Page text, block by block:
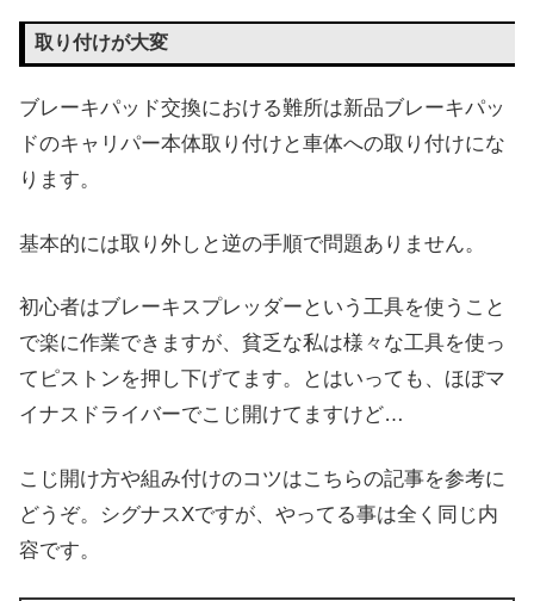
取り付けが大変
ブレーキパッド交換における難所は新品ブレーキパッ
ドのキャリパー本体取り付けと車体への取り付けにな
ります。
基本的には取り外しと逆の手順で問題ありません。
初心者はブレーキスプレッダーという工具を使うこと
で楽に作業できますが、貧乏な私は様々な工具を使っ
てピストンを押し下げてます。とはいっても、ほぼマ
イナスドライバーでこじ開けてますけど…
こじ開け方や組み付けのコツはこちらの記事を参考に
どうぞ。シグナスXですが、やってる事は全く同じ内
容です。